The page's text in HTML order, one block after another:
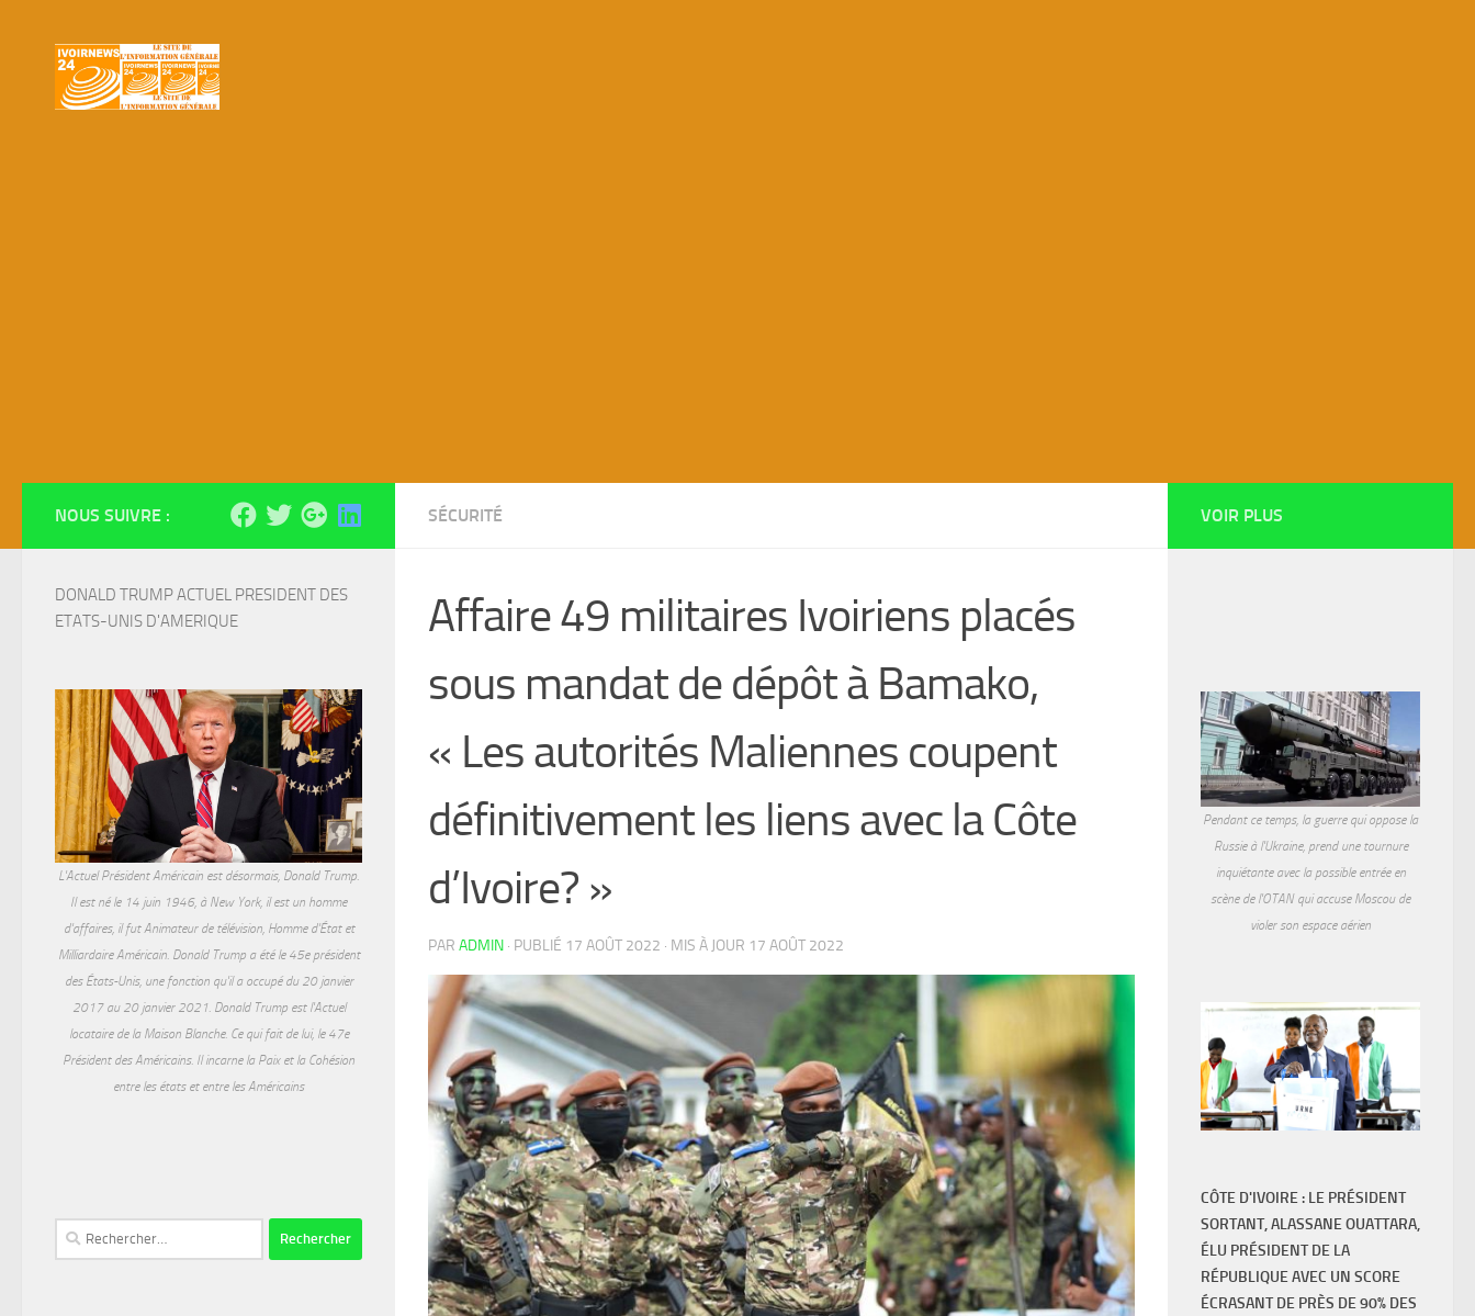
SÉCURITÉ
Affaire 49 militaires Ivoiriens placés
sous mandat de dépôt à Bamako,
« Les autorités Maliennes coupent
définitivement les liens avec la Côte
d’Ivoire? »
PAR ADMIN · PUBLIÉ 17 AOÛT 2022 · MIS À JOUR 17 AOÛT 2022
NOUS SUIVRE :
DONALD TRUMP ACTUEL PRESIDENT DES
ETATS-UNIS D'AMERIQUE
L'Actuel Président Américain est désormais, Donald Trump.
Il est né le 14 juin 1946, à New York, il est un homme
d'affaires, il fut Animateur de télévision, Homme d'État et
Milliardaire Américain. Donald Trump a été le 45e président
des États-Unis, une fonction qu'il a occupé du 20 janvier
2017 au 20 janvier 2021. Donald Trump est l'Actuel
locataire de la Maison Blanche. Ce qui fait de lui, le 47e
Président des Américains. Il incarne la Paix et la Cohésion
entre les états et entre les Américains
Rechercher :
VOIR PLUS
Pendant ce temps, la guerre qui oppose la
Russie à l'Ukraine, prend une tournure
inquiétante avec la possible entrée en
scène de l'OTAN qui accuse Moscou de
violer son espace aérien
CÔTE D'IVOIRE : LE PRÉSIDENT
SORTANT, ALASSANE OUATTARA,
ÉLU PRÉSIDENT DE LA
RÉPUBLIQUE AVEC UN SCORE
ÉCRASANT DE PRÈS DE 90% DES